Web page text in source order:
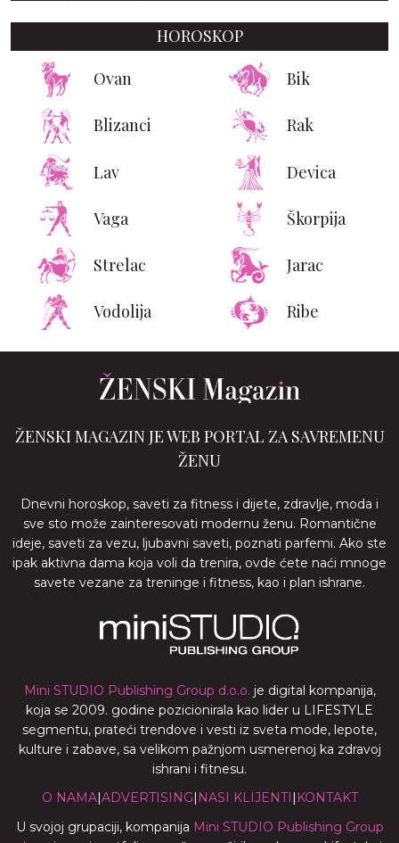
HOROSKOP
Ovan Bik
Blizanci Rak
Lav Devica
Vaga Škorpija
Strelac Jarac
Vodolija Ribe
ŽENSKI MAGAZIN JE WEB PORTAL ZA SAVREMENU
ŽENU
Dnevni horoskop, saveti za fitness i dijete, zdravlje, moda i
sve sto može zainteresovati modernu ženu. Romantične
ideje, saveti za vezu, ljubavni saveti, poznati parfemi. Ako ste
ipak aktivna dama koja voli da trenira, ovde ćete naći mnoge
savete vezane za treninge i fitness, kao i plan ishrane.
Mini STUDIO Publishing Group d.o.o. je digital kompanija,
koja se 2009. godine pozicionirala kao lider u LIFESTYLE
segmentu, prateći trendove i vesti iz sveta mode, lepote,
kulture i zabave, sa velikom pažnjom usmerenoj ka zdravoj
ishrani i fitnesu.
O NAMA|ADVERTISING| NASI KLIJENTI | KONTAKT
U svojoj grupaciji, kompanija Mini STUDIO Publishing Group